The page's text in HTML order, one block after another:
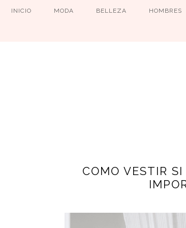
INICIO MODA BELLEZA HOMBRES
COMO VESTIR